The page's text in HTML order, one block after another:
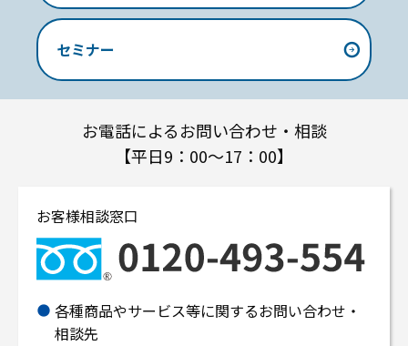
セミナー
お電話によるお問い合わせ・相談
【平日9：00～17：00】
お客様相談窓口
各種商品やサービス等に関するお問い合わせ・
相談先